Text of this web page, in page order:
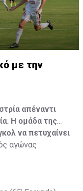
με την
απέναντι
Η ομάδα της
να πετυχαίνει
αγώνας